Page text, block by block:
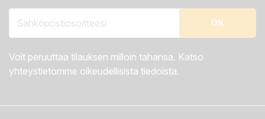
Voit peruuttaa tilauksen milloin tahansa. Katso
yhteystietomme oikeudellisista tiedoista.